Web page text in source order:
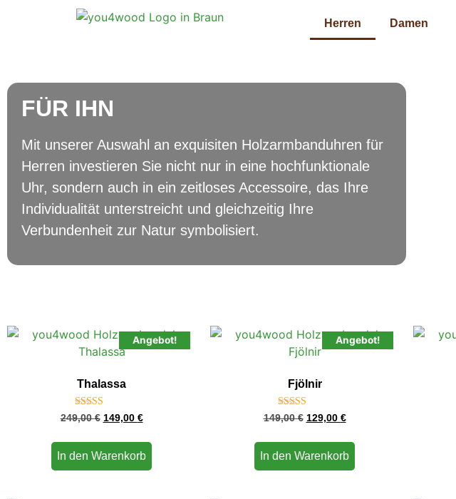
Herren Damen
FÜR IHN
Mit unserer Auswahl an exquisiten Holzarmbanduhren für
Herren investieren Sie nicht nur in eine hochfunktionale
Uhr, sondern auch in ein zeitloses Accessoire, das Ihre
Individualität unterstreicht und gleichzeitig Ihre
Verbundenheit zur Natur symbolisiert.
Angebot!
Thalassa
Bewertet mit
5.00
249,00€ 149,00 €
In den Warenkorb
Angebot!
Fjölnir
Bewertet mit
5.00
149,00€ 129,00 €
In den Warenkorb